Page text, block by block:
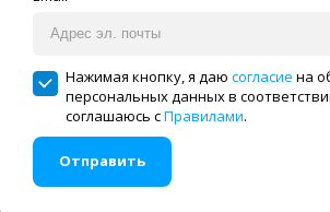
Нажимая кнопку, я даю согласие на
персональных данных в
соглашаюсь сПравилами.
Отправить
B18, B20) (Китай)
Купить в один клик
E18,